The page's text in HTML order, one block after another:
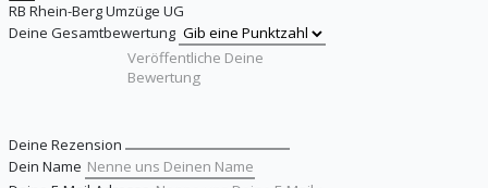
RB Rhein-Berg Umzüge UG
Deine Gesamtbewertung
Deine Rezension
Dein Name